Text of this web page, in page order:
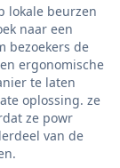
lokale beurzen
naar een
bezoekers de
ergonomische
te laten
oplossing. ze
ze powr
van de